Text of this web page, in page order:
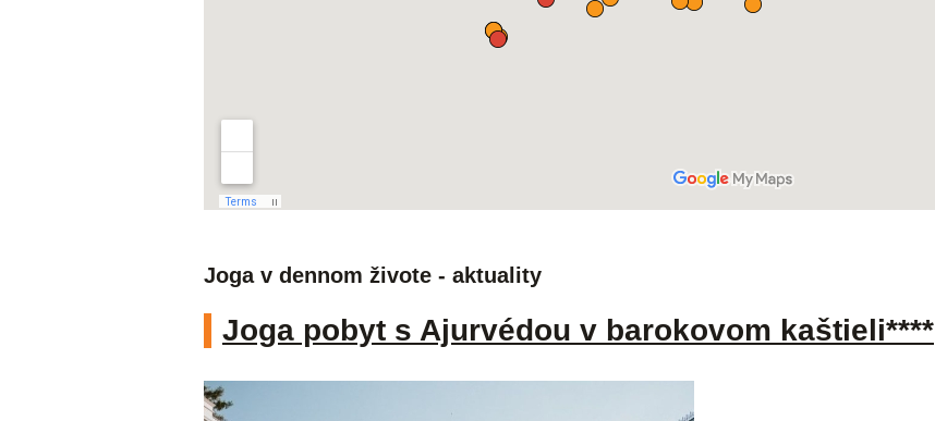
Joga v dennom živote - aktuality
Joga pobyt s Ajurvédou v barokovom kaštieli****